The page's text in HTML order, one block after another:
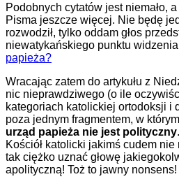
Podobnych cytatów jest niemało,
Pisma jeszcze więcej. Nie będę
rozwodził, tylko oddam głos
niewatykańskiego punktu
papieża?
Wracając zatem do artykułu z
nic nieprawdziwego (o ile
kategoriach katolickiej ortodoksji i
poza jednym fragmentem, w
urząd papieża nie jest polityczny
Kościół katolicki jakimś cudem nie
tak ciężko uznać głowę
apolityczną! Toż to jawny nonsens!